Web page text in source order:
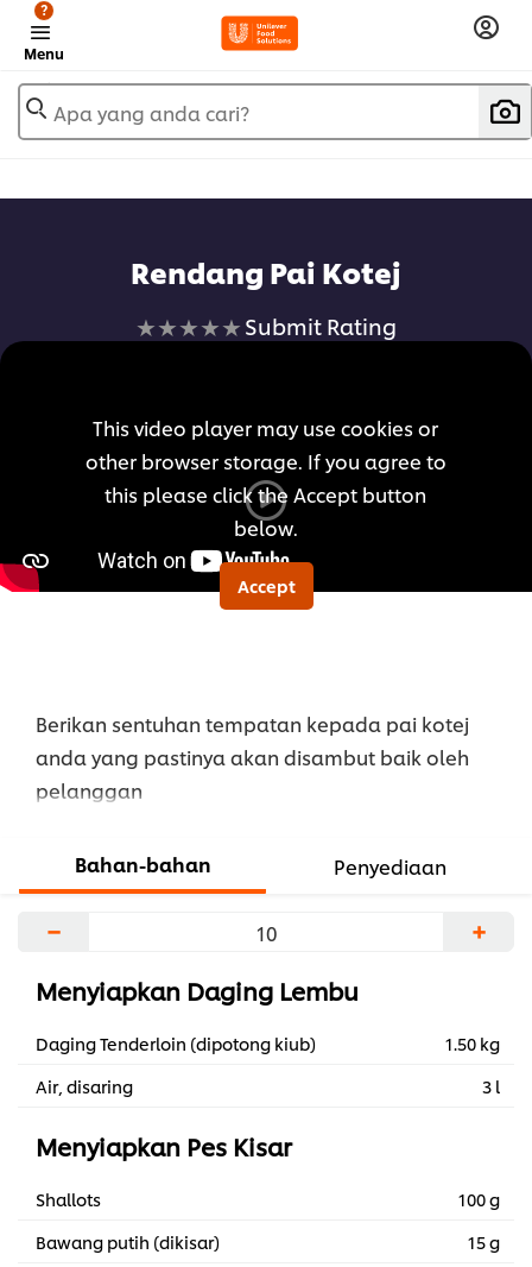
Menu
?
Apa yang anda cari?
Rendang Pai Kotej
No
for
this
recipe
Submit Rating
This video player may use cookies or
other browser storage. If you agree to
this please click the Accept button
below.
Accept
Berikan sentuhan tempatan kepada pai kotej
anda yang pastinya akan disambut baik oleh
pelanggan
Bahan-bahan Penyediaan
− +
Menyiapkan Daging Lembu
Daging Tenderloin (dipotong kiub)
1.50 kg
Air, disaring
3 l
Menyiapkan Pes Kisar
Shallots
100 g
Bawang putih (dikisar)
15 g